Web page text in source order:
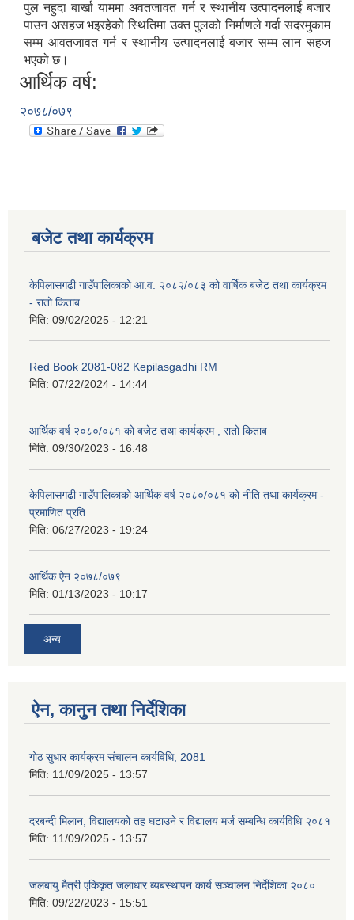
पुल नहुदा बार्खा याममा अवतजावत गर्न र स्थानीय उत्पादनलाई बजार
पाउन असहज भइरहेको स्थितिमा उक्त पुलको निर्माणले गर्दा सदरमुकाम
सम्म आवतजावत गर्न र स्थानीय उत्पादनलाई बजार सम्म लान सहज
भएको छ।
आर्थिक वर्ष:
२०७८/०७९
बजेट तथा कार्यक्रम
केपिलासगढी गाउँपालिकाको आ.व. २०८२/०८३ को वार्षिक बजेट तथा कार्यक्रम
- रातो किताब
मिति: 09/02/2025 - 12:21
Red Book 2081-082 Kepilasgadhi RM
मिति: 07/22/2024 - 14:44
आर्थिक वर्ष २०८०/०८१ को बजेट तथा कार्यक्रम , रातो किताब
मिति: 09/30/2023 - 16:48
केपिलासगढी गाउँपालिकाको आर्थिक वर्ष २०८०/०८१ को नीति तथा कार्यक्रम -
प्रमाणित प्रति
मिति: 06/27/2023 - 19:24
आर्थिक ऐन २०७८/०७९
मिति: 01/13/2023 - 10:17
अन्य
ऐन, कानुन तथा निर्देशिका
गोठ सुधार कार्यक्रम संचालन कार्यविधि, 2081
मिति: 11/09/2025 - 13:57
दरबन्दी मिलान, विद्यालयको तह घटाउने र विद्यालय मर्ज सम्बन्धि कार्यविधि २०८१
मिति: 11/09/2025 - 13:57
जलबायु मैत्री एकिकृत जलाधार ब्यबस्थापन कार्य सञ्चालन निर्देशिका २०८०
मिति: 09/22/2023 - 15:51